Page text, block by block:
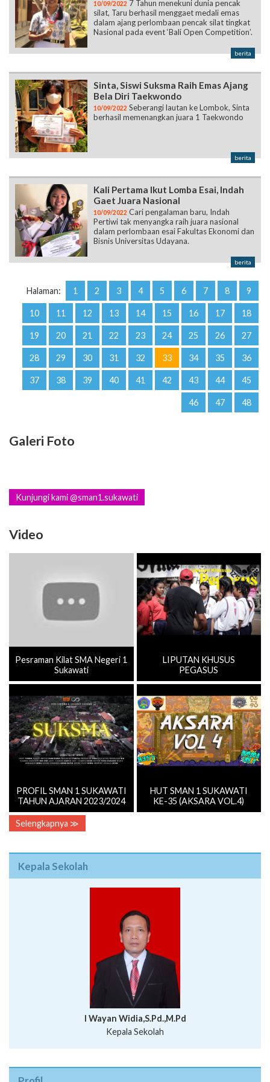
10/09/2022 7 Tahun menekuni dunia pencak
silat, Taru berhasil menggaet medali emas
dalam ajang perlombaan pencak silat tingkat
Nasional pada event ‘Bali Open Competition’.
berita
Sinta, Siswi Suksma Raih Emas Ajang
Bela Diri Taekwondo
10/09/2022 Seberangi lautan ke Lombok, Sinta
berhasil memenangkan juara 1 Taekwondo
berita
Kali Pertama Ikut Lomba Esai, Indah
Gaet Juara Nasional
10/09/2022 Cari pengalaman baru, Indah
Pertiwi tak menyangka raih juara nasional
dalam perlombaan esai Fakultas Ekonomi dan
Bisnis Universitas Udayana.
berita
Halaman: 1 2 3 4 5 6 7 8 9
10 11 12 13 14 15 16 17 18
19 20 21 22 23 24 25 26 27
28 29 30 31 32 33 34 35 36
37 38 39 40 41 42 43 44 45
46 47 48
Galeri Foto
Kunjungi kami @sman1.sukawati
Video
Pesraman Kilat SMA Negeri 1
Sukawati
LIPUTAN KHUSUS
PEGASUS
PROFIL SMAN 1 SUKAWATI
TAHUN AJARAN 2023/2024
HUT SMAN 1 SUKAWATI
KE-35 (AKSARA VOL.4)
Selengkapnya ≫
Kepala Sekolah
I Wayan Widia,S.Pd.,M.Pd
Kepala Sekolah